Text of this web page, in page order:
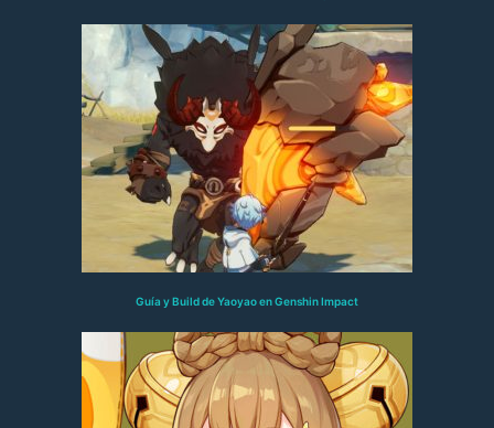
Guía y Build de Yaoyao en Genshin Impact